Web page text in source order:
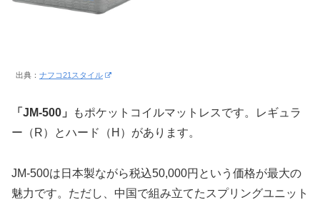
出典： ナフコ21スタイル
「JM-500」
もポケットコイルマットレスです。レギュラ
ー（R）とハード（H）があります。
JM-500は日本製ながら税込50,000円という価格が最大の
魅力です。ただし、中国で組み立てたスプリングユニット